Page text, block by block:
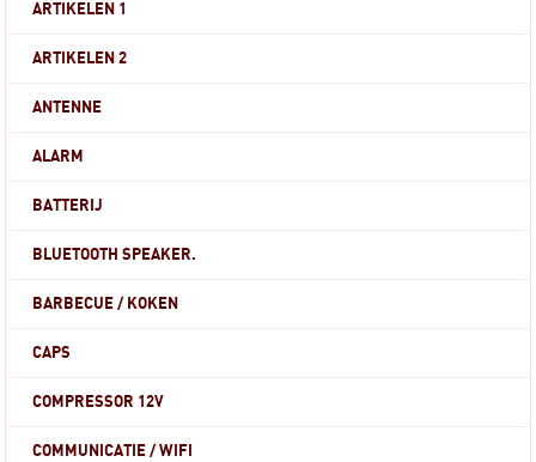
ARTIKELEN 1
ARTIKELEN 2
ANTENNE
ALARM
BATTERIJ
BLUETOOTH SPEAKER.
BARBECUE / KOKEN
CAPS
COMPRESSOR 12V
COMMUNICATIE / WIFI